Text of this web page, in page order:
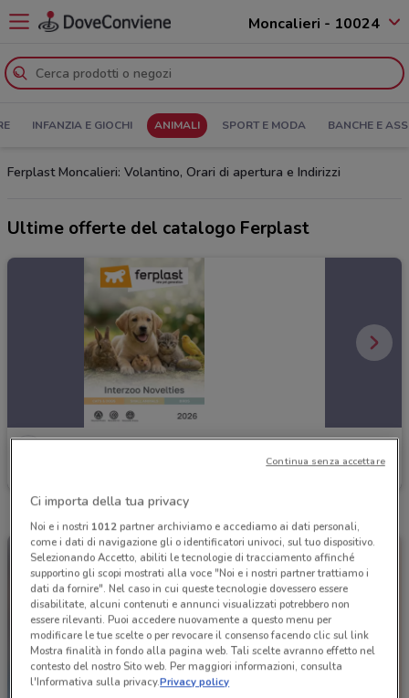
Moncalieri - 10024
INFANZIA E GIOCHI ANIMALI SPORT E MODA BANCHE E
Ferplast Moncalieri: Volantino, Orari di apertura e Indirizzi
Ultime offerte del catalogo Ferplast
Ci importa della tua privacy
Noi e i nostri 1012partner archiviamo e accediamo ai dati personali,
come i dati di navigazione gli o identificatori univoci, sul tuo dispositivo.
Selezionando Accetto, abiliti le tecnologie di tracciamento affinché
supportino gli scopi mostrati alla voce "Noi e i nostri partner trattiamo i
dati da fornire". Nel caso in cui queste tecnologie dovessero essere
disabilitate, alcuni contenuti e annunci visualizzati potrebbero non
essere rilevanti. Puoi accedere nuovamente a questo menu per
modificare le tue scelte o per revocare il consenso facendo clic sul link
Mostra finalità in fondo alla pagina web. Tali scelte avranno effetto nel
contesto del nostro Sito web. Per maggiori informazioni, consulta
l'Informativa sulla privacy.Privacy policy
Continua senza accettare